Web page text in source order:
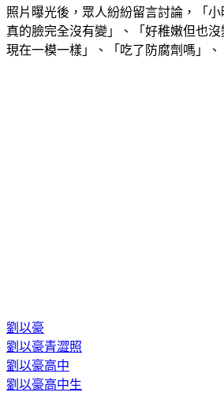
照片曝光後，眾人紛紛留言討論，「
真的臉完全沒有變」、「好稚嫩但也
現在一模一樣」、「吃了防腐劑嗎」、
劉以豪
劉以豪青澀照
劉以豪高中
劉以豪高中生